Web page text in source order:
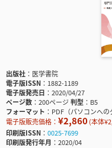
出版社
医学書院
電子版ISSN
1882-1189
電子版発売日
2020/04/27
ページ数
200ページ判型
B5
フォーマット
PDF（パソコンへの
電子版販売価格： ¥2,860(本体
印刷版ISSN
0025-7699
印刷版発行年月
2020/04